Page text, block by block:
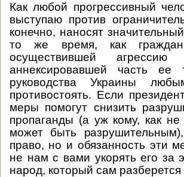
Как любой прогрессивный
выступаю против
конечно, наносят
то же время, как
осуществившей
аннексировавшей часть ее
руководства Украины
противостоять. Если
меры помогут снизить
пропаганды (а уж кому, как
может быть
право, но и обязанность эти
не нам с вами укорять его за
народ, который сам